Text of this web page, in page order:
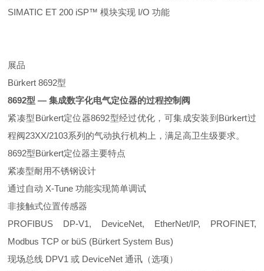
SIMATIC ET 200 iSP™ 模块实现 I/O 功能
展品
Bürkert 8692型
8692型 — 集成数字化电气定位器的过程控制阀
紧凑型Bürkert定位器8692型经过优化，可集成安装到 Bürkert过
程阀23XX/2103系列的气动执行机构上，满足高卫生级要求。
8692型Bürkert定位器主要特点
紧凑型耐用不锈钢设计
通过自动 X-Tune 功能实现简单调试
非接触式位置传感器
PROFIBUS DP-V1, DeviceNet, EtherNet/IP, PROFINET,
Modbus TCP or büS (Bürkert System Bus)
现场总线 DPV1 或 DeviceNet 通讯（选项）